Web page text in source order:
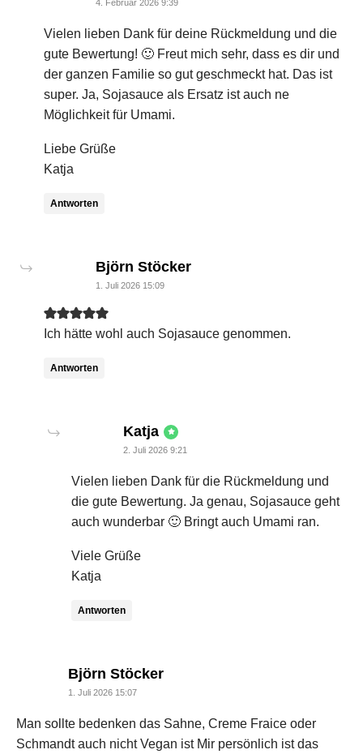
4. Februar 2026 9:39
Vielen lieben Dank für deine Rückmeldung und die
gute Bewertung! 🙂 Freut mich sehr, dass es dir und
der ganzen Familie so gut geschmeckt hat. Das ist
super. Ja, Sojasauce als Ersatz ist auch ne
Möglichkeit für Umami.
Liebe Grüße
Katja
Antworten
Björn Stöckersays:
1. Juli 2026 15:09
Ich hätte wohl auch Sojasauce genommen.
Antworten
Katja says:
2. Juli 2026 9:21
Vielen lieben Dank für die Rückmeldung und
die gute Bewertung. Ja genau, Sojasauce geht
auch wunderbar 🙂 Bringt auch Umami ran.
Viele Grüße
Katja
Antworten
Björn Stöckersays:
1. Juli 2026 15:07
Man sollte bedenken das Sahne, Creme Fraice oder
Schmandt auch nicht Vegan ist Mir persönlich ist das